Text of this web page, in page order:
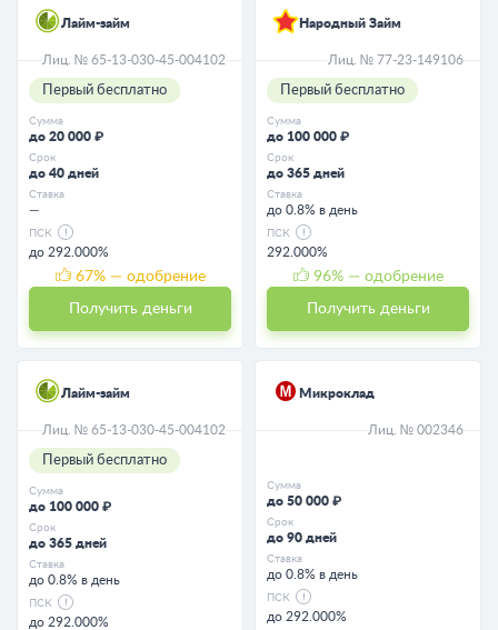
Лайм-займ
Лиц. № 65-13-030-45-004102
Первый бесплатно
Сумма
до 20 000 ₽
Срок
до 40 дней
Ставка
—
ПСК
до 292.000%
67% — одобрение
Получить деньги
Народный Займ
Лиц. № 77-23-149106
Первый бесплатно
Сумма
до 100 000 ₽
Срок
до 365 дней
Ставка
до 0.8% в день
ПСК
292.000%
96% — одобрение
Получить деньги
Лайм-займ
Лиц. № 65-13-030-45-004102
Первый бесплатно
Сумма
до 100 000 ₽
Срок
до 365 дней
Ставка
до 0.8% в день
ПСК
до 292.000%
Микроклад
Лиц. № 002346
Сумма
до 50 000 ₽
Срок
до 90 дней
Ставка
до 0.8% в день
ПСК
до 292.000%